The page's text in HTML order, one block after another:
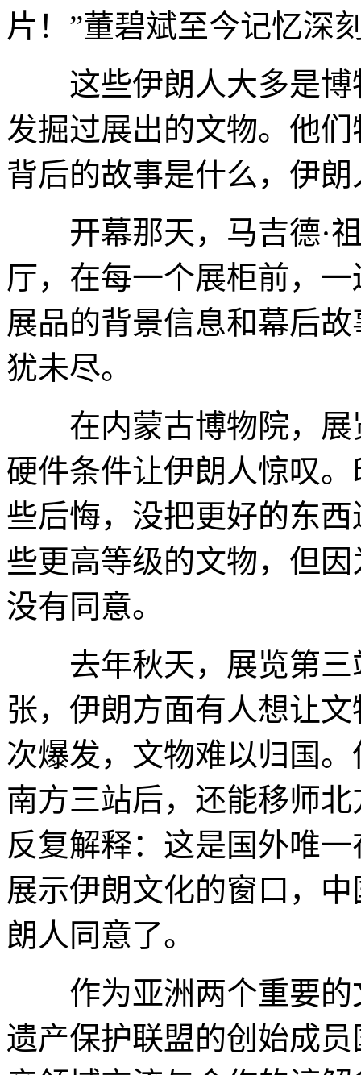
片！”董碧斌至今记忆深
这些伊朗人大多是博
发掘过展出的文物。他
背后的故事是什么，伊
开幕那天，马吉德·祖
厅，在每一个展柜前，
展品的背景信息和幕后
犹未尽。
在内蒙古博物院，展
硬件条件让伊朗人惊叹
些后悔，没把更好的东
些更高等级的文物，但
没有同意。
去年秋天，展览第三
张，伊朗方面有人想让
次爆发，文物难以归国
南方三站后，还能移师
反复解释：这是国外唯
展示伊朗文化的窗口，
朗人同意了。
作为亚洲两个重要的
遗产保护联盟的创始成